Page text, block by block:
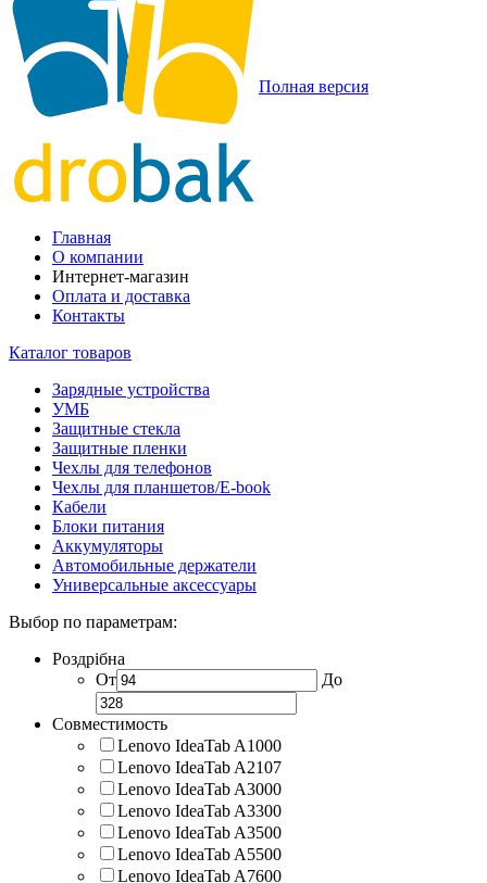
Полная версия
Главная
О компании
Интернет-магазин
Оплата и доставка
Контакты
Каталог товаров
Зарядные устройства
УМБ
Защитные стекла
Защитные пленки
Чехлы для телефонов
Чехлы для планшетов/E-book
Кабели
Блоки питания
Аккумуляторы
Автомобильные держатели
Универсальные аксессуары
Выбор по параметрам:
Роздрібна
От
До
Совместимость
Lenovo IdeaTab A1000
Lenovo IdeaTab A2107
Lenovo IdeaTab A3000
Lenovo IdeaTab A3300
Lenovo IdeaTab A3500
Lenovo IdeaTab A5500
Lenovo IdeaTab A7600